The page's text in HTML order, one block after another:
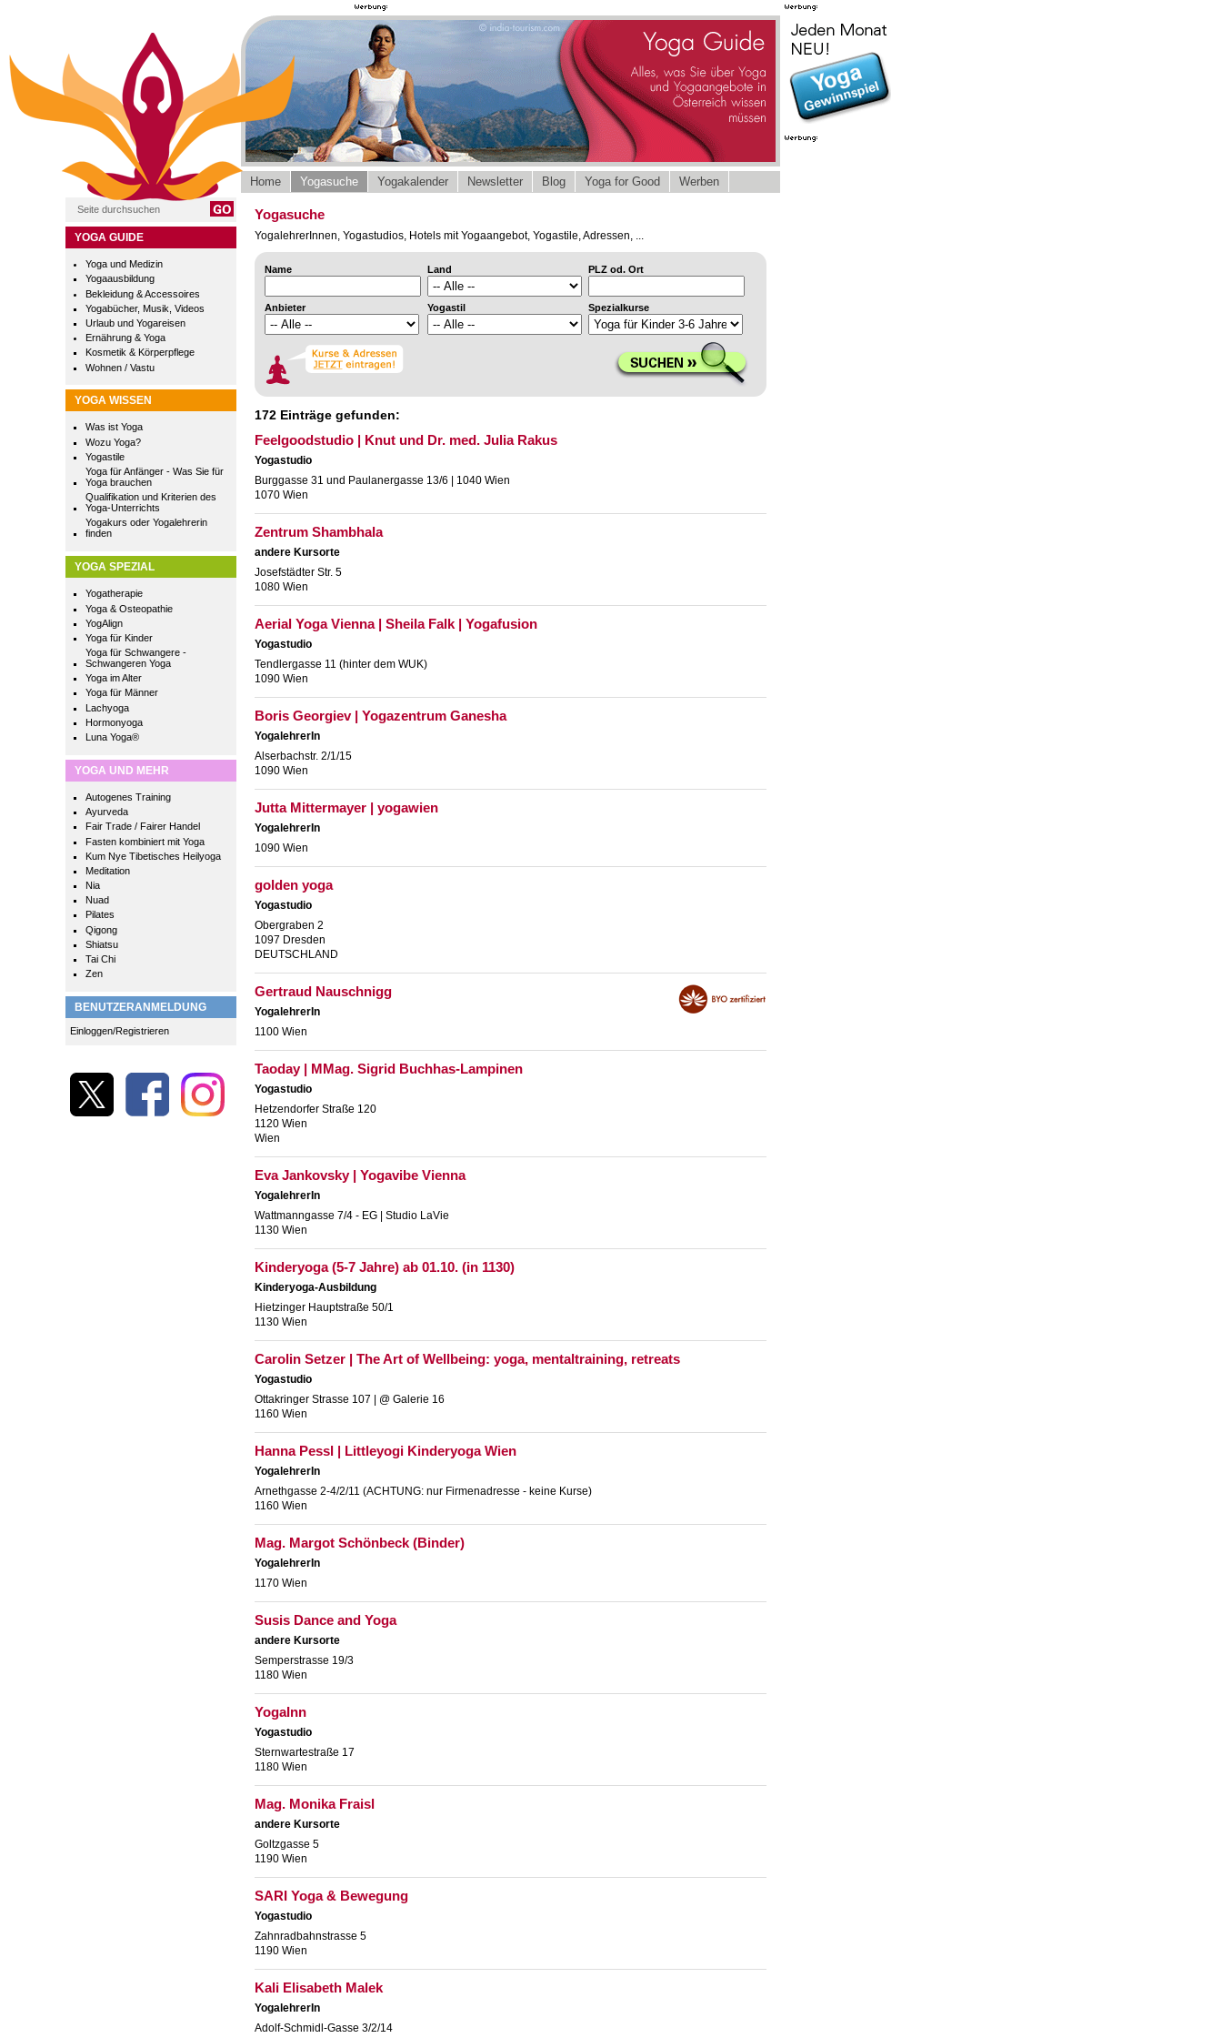
YOGA GUIDE
Yoga und Medizin
Yogaausbildung
Bekleidung & Accessoires
Yogabücher, Musik, Videos
Urlaub und Yogareisen
Ernährung & Yoga
Kosmetik & Körperpflege
Wohnen / Vastu
YOGA WISSEN
Was ist Yoga
Wozu Yoga?
Yogastile
Yoga für Anfänger - Was Sie für
Yoga brauchen
Qualifikation und Kriterien des
Yoga-Unterrichts
Yogakurs oder Yogalehrerin
finden
YOGA SPEZIAL
Yogatherapie
Yoga & Osteopathie
YogAlign
Yoga für Kinder
Yoga für Schwangere -
Schwangeren Yoga
Yoga im Alter
Yoga für Männer
Lachyoga
Hormonyoga
Luna Yoga®
YOGA UND MEHR
Autogenes Training
Ayurveda
Fair Trade / Fairer Handel
Fasten kombiniert mit Yoga
Kum Nye Tibetisches Heilyoga
Meditation
Nia
Nuad
Pilates
Qigong
Shiatsu
Tai Chi
Zen
BENUTZERANMELDUNG
Einloggen/Registrieren
Home Yogasuche Yogakalender Newsletter Blog Yoga for Good Werben
Yogasuche
YogalehrerInnen, Yogastudios, Hotels mit Yogaangebot, Yogastile, Adressen, ...
Name Land PLZ od. Ort
Anbieter Yogastil Spezialkurse
172 Einträge gefunden:
Feelgoodstudio | Knut und Dr. med. Julia Rakus
Yogastudio
Burggasse 31 und Paulanergasse 13/6 | 1040 Wien
1070 Wien
Zentrum Shambhala
andere Kursorte
Josefstädter Str. 5
1080 Wien
Aerial Yoga Vienna | Sheila Falk | Yogafusion
Yogastudio
Tendlergasse 11 (hinter dem WUK)
1090 Wien
Boris Georgiev | Yogazentrum Ganesha
YogalehrerIn
Alserbachstr. 2/1/15
1090 Wien
Jutta Mittermayer | yogawien
YogalehrerIn
1090 Wien
golden yoga
Yogastudio
Obergraben 2
1097 Dresden
DEUTSCHLAND
Gertraud Nauschnigg
YogalehrerIn
1100 Wien
Taoday | MMag. Sigrid Buchhas-Lampinen
Yogastudio
Hetzendorfer Straße 120
1120 Wien
Wien
Eva Jankovsky | Yogavibe Vienna
YogalehrerIn
Wattmanngasse 7/4 - EG | Studio LaVie
1130 Wien
Kinderyoga (5-7 Jahre) ab 01.10. (in 1130)
Kinderyoga-Ausbildung
Hietzinger Hauptstraße 50/1
1130 Wien
Carolin Setzer | The Art of Wellbeing: yoga, mentaltraining, retreats
Yogastudio
Ottakringer Strasse 107 | @ Galerie 16
1160 Wien
Hanna Pessl | Littleyogi Kinderyoga Wien
YogalehrerIn
Arnethgasse 2-4/2/11 (ACHTUNG: nur Firmenadresse - keine Kurse)
1160 Wien
Mag. Margot Schönbeck (Binder)
YogalehrerIn
1170 Wien
Susis Dance and Yoga
andere Kursorte
Semperstrasse 19/3
1180 Wien
YogaInn
Yogastudio
Sternwartestraße 17
1180 Wien
Mag. Monika Fraisl
andere Kursorte
Goltzgasse 5
1190 Wien
SARI Yoga & Bewegung
Yogastudio
Zahnradbahnstrasse 5
1190 Wien
Kali Elisabeth Malek
YogalehrerIn
Adolf-Schmidl-Gasse 3/2/14